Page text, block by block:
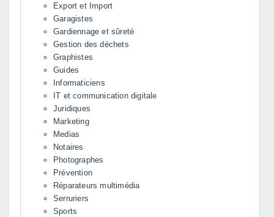
Export et Import
Garagistes
Gardiennage et sûreté
Gestion des déchets
Graphistes
Guides
Informaticiens
IT et communication digitale
Juridiques
Marketing
Medias
Notaires
Photographes
Prévention
Réparateurs multimédia
Serruriers
Sports